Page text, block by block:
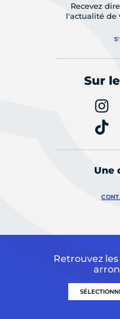
Recevez
l'actualité de
Sur
Une
Retrouvez